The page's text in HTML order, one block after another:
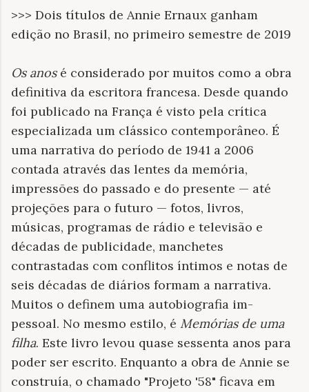
>>> Dois títulos de Annie Ernaux ganham
edição no Brasil, no primeiro semestre de 2019
Os anosé considerado por muitos como a obra
definitiva da escritora francesa. Desde quando
foi publicado na França é visto pela crítica
especializada um clássico contemporâneo. É
uma narrativa do período de 1941 a 2006
contada através das lentes da memória,
impressões do passado e do presente — até
projeções para o futuro — fotos, livros,
músicas, programas de rádio e televisão e
décadas de publicidade, manchetes
contrastadas com conflitos íntimos e notas de
seis décadas de diários formam a narrativa.
Muitos o definem uma autobiografia im-
pessoal. No mesmo estilo, é Memórias de uma
filha. Este livro levou quase sessenta anos para
poder ser escrito. Enquanto a obra de Annie se
construía, o chamado "Projeto '58" ficava em